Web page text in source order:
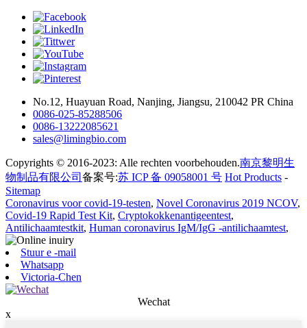
No.12, Huayuan Road, Nanjing, Jiangsu, 210042 PR China
0086-025-85288506
0086-13222085621
sales@limingbio.com
Copyrights © 2016-2023: Alle rechten voorbehouden.南京黎明生
物制品有限公司 备案号:苏 ICP 备 09058001 号 Hot Products -
Sitemap
Coronavirus voor covid-19-testen, Novel Coronavirus 2019 NCOV,
Covid-19 Rapid Test Kit, Cryptokokkenantigeentest,
Antilichaamtestkit, Human coronavirus IgM/IgG -antilichaamtest,
Stuur e -mail
Whatsapp
Victoria-Chen
Wechat
x